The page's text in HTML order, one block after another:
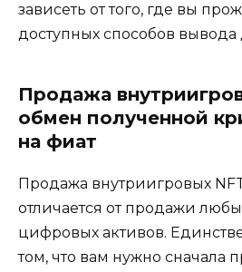
зависеть от того, где вы
доступных способов вывода
Продажа
обмен полученной
на фиат
Продажа внутриигровых
отличается от продажи
цифровых активов.
том, что вам нужно сначала